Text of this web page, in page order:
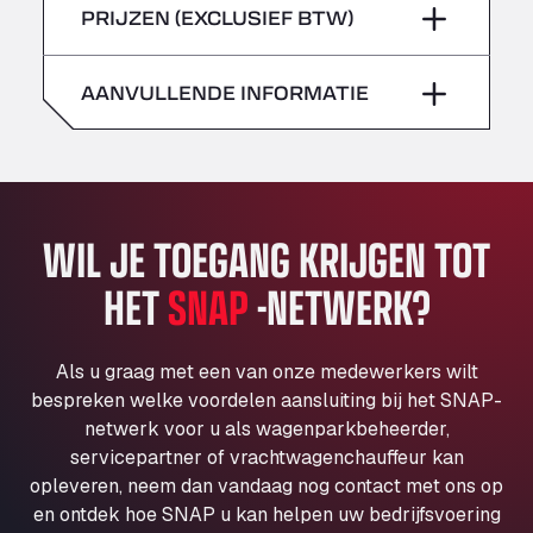
Klaverbladstaat 21, 3560
American Truck Wash
Av. des Etats-Unis 90, 6041
Andamur Guarroman
Andamur La Junquera
Andamur Pamplona
A-15 Salida Imarcoain, 31119
Andamur San Roman II
Anglia Motel
Washway Road, PE12 8LT
Anpol Sp. z o.o.
Ul. Torunska 147, 85884
Aqua Ariva GmbH
Marie-Curie-Straße 24, 68219
zondag –
zaterdag –
PRIJZEN (EXCLUSIEF BTW)
AANVULLENDE INFORMATIE
WIL JE TOEGANG KRIJGEN TOT
HETSNAP-NETWERK?
Als u graag met een van onze medewerkers wilt
bespreken welke voordelen aansluiting bij het SNAP-
netwerk voor u als wagenparkbeheerder,
servicepartner of vrachtwagenchauffeur kan
opleveren, neem dan vandaag nog contact met ons op
en ontdek hoe SNAP u kan helpen uw bedrijfsvoering